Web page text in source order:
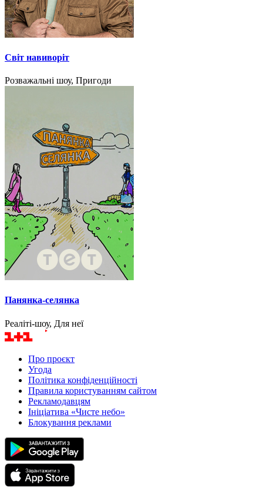
Світ навиворіт
Розважальні шоу, Пригоди
Панянка-селянка
Реаліті-шоу, Для неї
Про проєкт
Угода
Політика конфіденційності
Правила користуванням сайтом
Рекламодавцям
Ініціатива «Чисте небо»
Блокування реклами